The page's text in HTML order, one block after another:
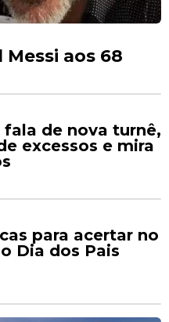
aos 68
fala de nova turnê,
excessos e mira
para acertar no
Dia dos Pais